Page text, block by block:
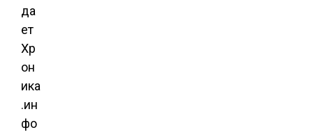
да
ет
Хр
он
ика
.ин
фо